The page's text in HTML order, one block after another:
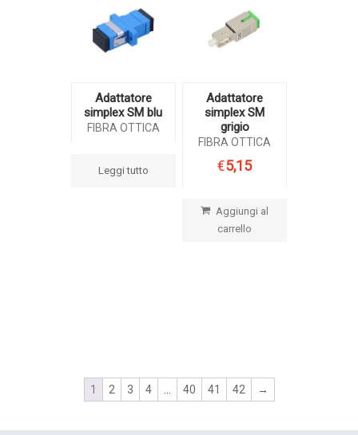
Adattatore
simplex SM blu
FIBRA OTTICA
Leggi tutto
Adattatore
simplex SM
grigio
FIBRA OTTICA
€5,15
Aggiungi al
carrello
1 2 3 4 40 41 42 →